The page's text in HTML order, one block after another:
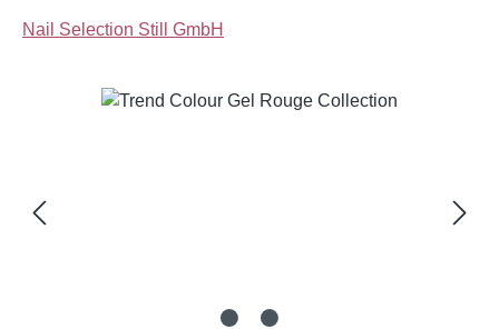
Nail Selection Still GmbH
Bildergalerie überspringen